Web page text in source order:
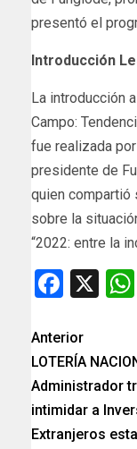
presentó el
Introducción
La introducción
Campo:
fue realizada
presidente de
quien compartió
sobre la
“2022: entre la
X
Anterior
LOTERÍA
Administrador
intimidar a
Extranjeros